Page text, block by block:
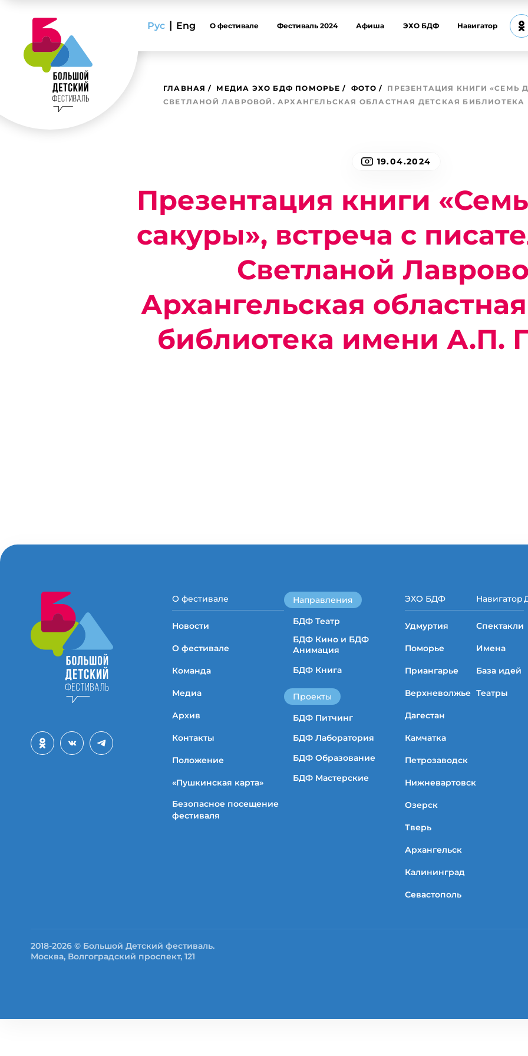
Рус | Eng О фестивале Фестиваль 2024 Афиша ЭХО БДФ Навигатор
ГЛАВНАЯ МЕДИА ЭХО БДФ ПОМОРЬЕ ФОТО
ПРЕЗЕНТАЦИЯ КНИГИ «СЕМЬ
СВЕТЛАНОЙ ЛАВРОВОЙ. АРХАНГЕЛЬСКАЯ ОБЛАСТНАЯ ДЕТСКАЯ БИБЛИОТЕКА
19.04.2024
Презентация книги
сакуры», встреча с
Светланой
Архангельская
библиотека имени А.П.
О фестивале
Новости
О фестивале
Команда
Медиа
Архив
Контакты
Положение
«Пушкинская карта»
Безопасное посещение
фестиваля
Направления
БДФ Театр
БДФ Кино и БДФ
Анимация
БДФ Книга
Проекты
БДФ Питчинг
БДФ Лаборатория
БДФ Образование
БДФ Мастерские
ЭХО БДФ
Удмуртия
Поморье
Приангарье
Верхневолжье
Дагестан
Камчатка
Петрозаводск
Нижневартовск
Озерск
Тверь
Архангельск
Калининград
Севастополь
Навигатор
Спектакли
Имена
База идей
Театры
2018-2026 © Большой Детский фестиваль.
Москва, Волгоградский проспект, 121